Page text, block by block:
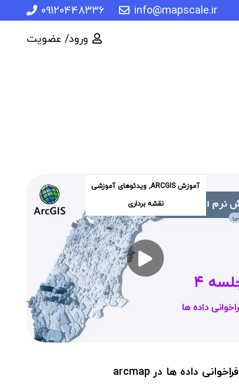
info@mapscale.ir
09120448336
ورود/ عضویت
آموزش ARCGIS ,ویدئوهای آموزشی
نقشه برداری
فراخوانی داده ها در arcmap